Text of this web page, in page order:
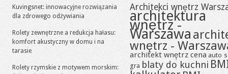
Kuvingsnet: innowacyjne rozwiązania
dla zdrowego odżywiania
Rolety zewnętrzne a redukcja hałasu:
komfort akustyczny w domu i na
tarasie
Rolety rzymskie z motywem morskim:
Architekci wnętrz
architektura
wnętrz -
Warszawa
wnętrz -
architekt wnętrz cena auto
gra blaty do kuchni